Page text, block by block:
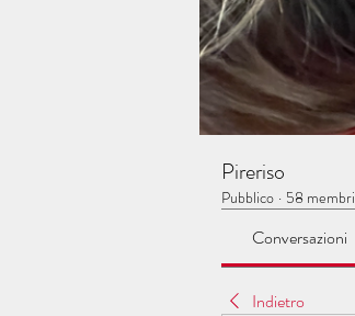
Pireriso
Pubblico · 58 membri
Conversazioni
Indietro